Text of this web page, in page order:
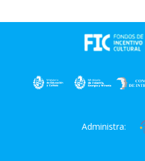
Administra: